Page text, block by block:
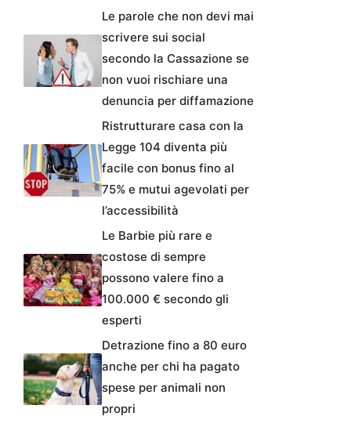
Le parole che non devi mai
scrivere sui social
secondo la Cassazione se
non vuoi rischiare una
denuncia per diffamazione
Ristrutturare casa con la
Legge 104 diventa più
facile con bonus fino al
75% e mutui agevolati per
l’accessibilità
Le Barbie più rare e
costose di sempre
possono valere fino a
100.000 € secondo gli
esperti
Detrazione fino a 80 euro
anche per chi ha pagato
spese per animali non
propri